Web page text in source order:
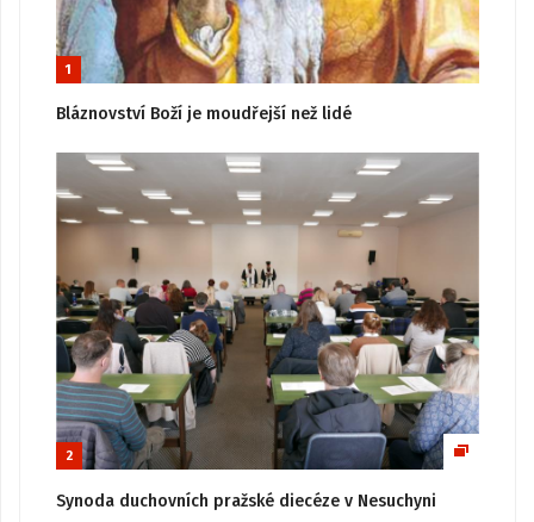
1
Bláznovství Boží je moudřejší než lidé
2
Synoda duchovních pražské diecéze v Nesuchyni